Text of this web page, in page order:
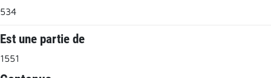
534
Est une partie de
1551